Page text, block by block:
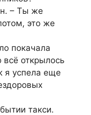
– Ты же
это же
покачала
открылось
я успела еще
такси.